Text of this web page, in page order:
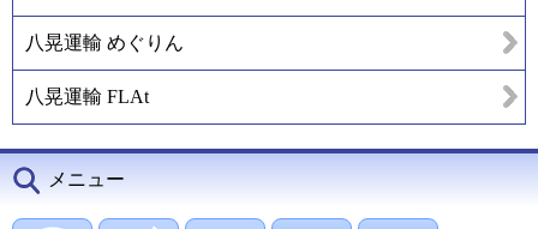
八晃運輸 めぐりん
八晃運輸 FLAt
メニュー